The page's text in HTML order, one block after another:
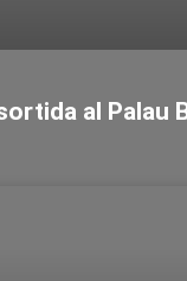
al Palau